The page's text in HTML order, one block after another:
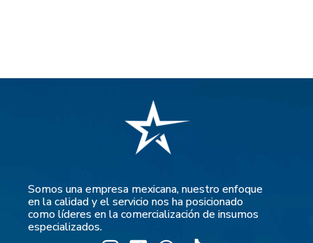
Somos una empresa mexicana, nuestro enfoque
en la calidad y el servicio nos ha posicionado
como líderes en la comercialización de insumos
especializados.